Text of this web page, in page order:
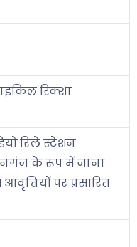
रिक्शा
रिले स्टेशन
के रूप में जाना
पर प्रसारित